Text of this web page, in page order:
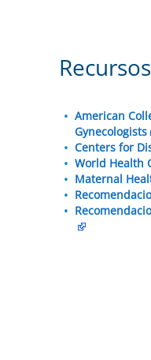
Recursos
American
Gynecologists
Centers for
World Health
Maternal